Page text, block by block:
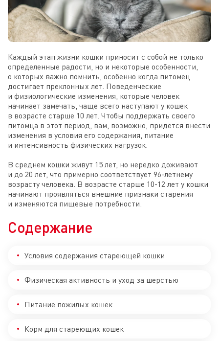
Каждый этап жизни кошки приносит с собой не только
определенные радости, но и некоторые особенности,
о которых важно помнить, особенно когда питомец
достигает преклонных лет. Поведенческие
и физиологические изменения, которые человек
начинает замечать, чаще всего наступают у кошек
в возрасте старше 10 лет. Чтобы поддержать своего
питомца в этот период, вам, возможно, придется внести
изменения в условия его содержания, питание
и интенсивность физических нагрузок.
В среднем кошки живут 15 лет, но нередко доживают
и до 20 лет, что примерно соответствует 96-летнему
возрасту человека. В возрасте старше 10-12 лет у кошки
начинают проявляться внешние признаки старения
и изменяются пищевые потребности.
Содержание
Условия содержания стареющей кошки
Физическая активность и уход за шерстью
Питание пожилых кошек
Корм для стареющих кошек